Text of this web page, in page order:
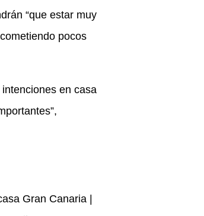
“que estar muy
pocos
en casa
Gran Canaria |